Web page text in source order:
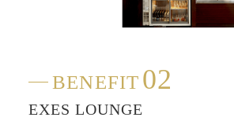
BENEFIT 02
EXES LOUNGE